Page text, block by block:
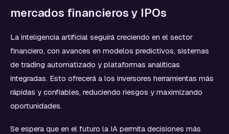
mercados financieros y IPOs
La inteligencia artificial seguirá creciendo en el sector
financiero, con avances en modelos predictivos, sistemas
de trading automatizado y plataformas analíticas
integradas. Esto ofrecerá a los inversores herramientas más
rápidas y confiables, reduciendo riesgos y maximizando
oportunidades.
Se espera que en el futuro la IA permita decisiones más